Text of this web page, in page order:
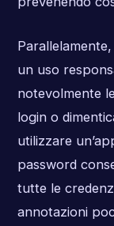
un uso
notevolmente
login o
utilizzare
password
tutte le
annotazioni